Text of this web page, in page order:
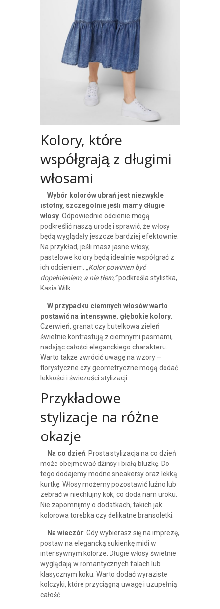
Kolory, które
współgrają z długimi
włosami
Wybór kolorów ubrań jest niezwykle
istotny, szczególnie jeśli mamy długie
włosy. Odpowiednie odcienie mogą
podkreślić naszą urodę i sprawić, że włosy
będą wyglądały jeszcze bardziej efektownie.
Na przykład, jeśli masz jasne włosy,
pastelowe kolory będą idealnie współgrać z
ich odcieniem. „Kolor powinien być
dopełnieniem, a nie tłem,”podkreśla stylistka,
Kasia Wilk.
W przypadku ciemnych włosów warto
postawić na intensywne, głębokie kolory.
Czerwień, granat czy butelkowa zieleń
świetnie kontrastują z ciemnymi pasmami,
nadając całości eleganckiego charakteru.
Warto także zwrócić uwagę na wzory –
florystyczne czy geometryczne mogą dodać
lekkości i świeżości stylizacji.
Przykładowe
stylizacje na różne
okazje
Na co dzień: Prosta stylizacja na co dzień
może obejmować dżinsy i białą bluzkę. Do
tego dodajemy modne sneakersy oraz lekką
kurtkę. Włosy możemy pozostawić luźno lub
zebrać w niechlujny kok, co doda nam uroku.
Nie zapomnijmy o dodatkach, takich jak
kolorowa torebka czy delikatne bransoletki.
Na wieczór: Gdy wybierasz się na imprezę,
postaw na elegancką sukienkę midi w
intensywnym kolorze. Długie włosy świetnie
wyglądają w romantycznych falach lub
klasycznym koku. Warto dodać wyraziste
kolczyki, które przyciągną uwagę i uzupełnią
całość.